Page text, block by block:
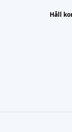
Håll